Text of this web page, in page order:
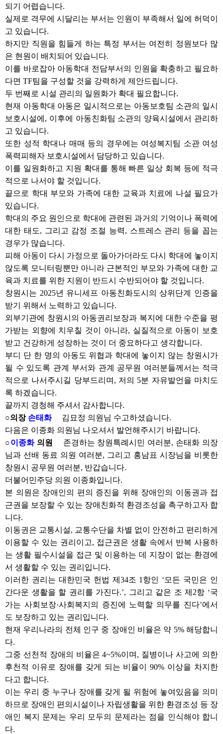
되기 어렵습니다.
실제로 격무에 시달리는 부서는 인원이 부족해서 일에 허덕이
고 있습니다.
하지만 직원을 힘들게 하는 특정 부서는 여전히 정원보다 많
은 현원이 배치되어 있습니다.
이를 바로잡아 아동학대 전담부서의 인원을 확충하고 필요하
다면 TF팀을 구성할 것을 강력하게 제안드립니다.
두 번째로 시설 관리의 일원화가 확대 필요합니다.
현재 아동학대 아동은 일시적으로는 아동보호팀 소관의 일시
보호시설에, 이후에 아동친화팀 소관의 양육시설에서 관리하
고 있습니다.
또한 성적 학대나 매매 등의 경우에는 여성복지팀 소관 여성
폭력피해자 보호시설에서 담당하고 있습니다.
이를 일원화하고 지원 확대를 통해 빠른 일상 회복 등에 적극
적으로 나서야 할 것입니다.
끝으로 학대 부모와 가족에 대한 교육과 치료에 나설 필요가
있습니다.
학대의 주요 원인으로 학대에 관련된 과거의 기억이나 폭력에
대한 태도, 그리고 감정 조절 능력, 스트레스 관리 등을 꼽는
경우가 많습니다.
피해 아동이 다시 가정으로 돌아가더라도 다시 학대에 놓이지
않도록 모니터링뿐만 아니라 근본적인 부모와 가족에 대한 교
육과 치료를 위한 지원이 반드시 수반되어야 할 것입니다.
창원시는 2025년 유니세프 아동친화도시의 상위단계 인증을
받기 위해서 노력하고 있습니다.
외부기관에 창원시의 아동권리보장과 복지에 대한 수준을 평
가받는 외향에 치우칠 것이 아니라, 실질적으로 아동이 보호
받고 건강하게 성장하는 것이 더 중요하다고 생각합니다.
부디 단 한 명의 아동도 위협과 학대에 놓이지 않는 창원시가
될 수 있도록 관계 부서와 관계 공무원 여러분들께서는 적극
적으로 나서주시길 당부드리며, 저의 5분 자유발언을 마치도
록 하겠습니다.
끝까지 경청해 주셔서 감사합니다.
○의장 손태화
김묘정 의원님 수고하셨습니다.
다음은 이종화 의원님 나오셔서 발언해주시기 바랍니다.
○이종화의원
존경하는 창원특례시민 여러분, 손태화 의장
님과 선배 동료 의원 여러분, 그리고 홍남표 시장님을 비롯한
창원시 공무원 여러분, 반갑습니다.
더불어민주당 의원 이종화입니다.
본 의원은 장애인의 편의 증진을 위해 장애인의 이동권과 접
근권을 보장할 수 있는 장애친화적 환경조성을 촉구하고자 합
니다.
이동권은 교통시설, 교통수단을 차별 없이 안전하고 편리하게
이용할 수 있는 권리이고, 접근권은 생활 속에서 반복 사용하
는 생활 필수시설을 접근 및 이용하는 데 지장이 없는 환경에
서 생활할 수 있는 권리입니다.
이러한 권리는 대한민국 헌법 제34조 1항인 ‘모든 국민은 인
간다운 생활을 할 권리를 가진다.’, 그리고 같은 조 제2항 ‘국
가는 사회보장·사회복지의 증진에 노력할 의무를 진다’에서
도 보장하고 있는 권리입니다.
현재 우리나라의 전체 인구 중 장애인 비율은 약 5% 해당합니
다.
그중 선천적 장애의 비율은 4~5%이며, 질병이나 사고에 의한
후천적 이유로 장애를 갖게 되는 비율이 90% 이상을 차지한
다고 합니다.
이는 우리 중 누구나 장애를 갖게 될 위험에 놓여있음을 의미
하므로 장애인 편의시설이나 자립생활을 위한 환경조성 등 장
애인 복지 문제는 우리 모두의 문제라는 점을 인식해야 합니
다.